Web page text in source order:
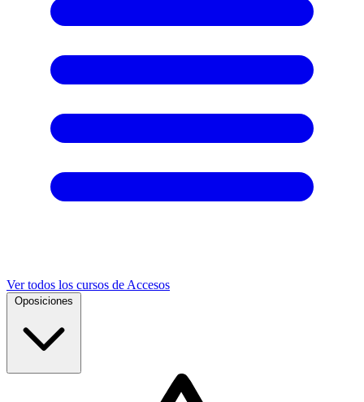
Ver todos los cursos de Accesos
Oposiciones